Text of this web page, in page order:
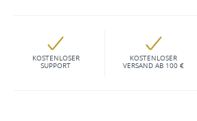
KOSTENLOSER
SUPPORT
KOSTENLOSER
VERSAND AB 100 €